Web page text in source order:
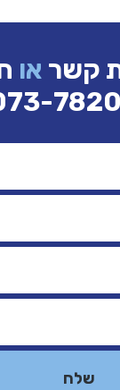
קשר או